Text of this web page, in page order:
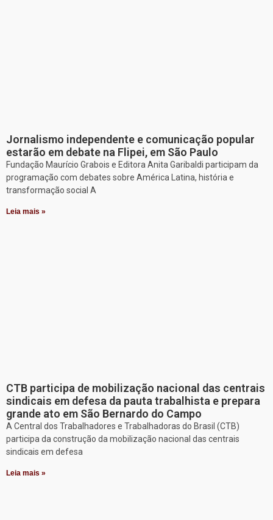
Jornalismo independente e comunicação popular
estarão em debate na Flipei, em São Paulo
Fundação Maurício Grabois e Editora Anita Garibaldi participam da
programação com debates sobre América Latina, história e
transformação social A
Leia mais »
CTB participa de mobilização nacional das centrais
sindicais em defesa da pauta trabalhista e prepara
grande ato em São Bernardo do Campo
A Central dos Trabalhadores e Trabalhadoras do Brasil (CTB)
participa da construção da mobilização nacional das centrais
sindicais em defesa
Leia mais »